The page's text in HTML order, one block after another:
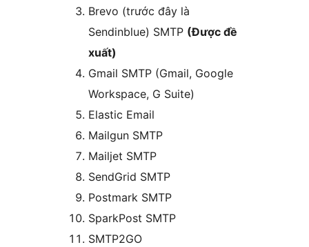
Brevo (trước đây là
Sendinblue) SMTP (Được đề
xuất)
Gmail SMTP (Gmail, Google
Workspace, G Suite)
Elastic Email
Mailgun SMTP
Mailjet SMTP
SendGrid SMTP
Postmark SMTP
SparkPost SMTP
SMTP2GO